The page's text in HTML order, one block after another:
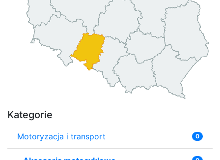
Kategorie
Motoryzacja i transport 0